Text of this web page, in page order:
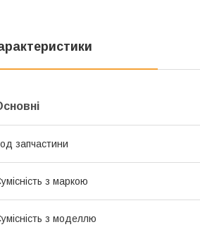
запчастини
з маркою
з моделлю